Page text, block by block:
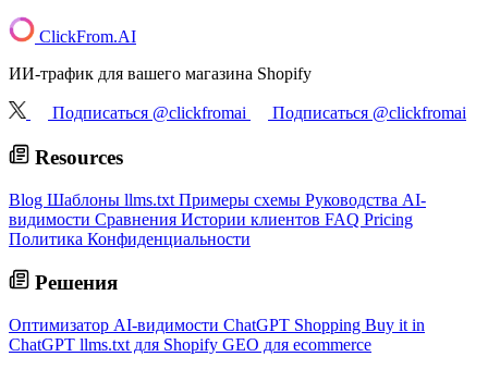
ClickFrom.AI
ИИ-трафик для вашего магазина Shopify
Подписаться @clickfromai Подписаться @clickfromai
Resources
Blog Шаблоны llms.txt Примеры схемы Руководства AI-
видимости Сравнения Истории клиентов FAQ Pricing
Политика Конфиденциальности
Решения
Оптимизатор AI-видимости ChatGPT Shopping Buy it in
ChatGPT llms.txt для Shopify GEO для ecommerce